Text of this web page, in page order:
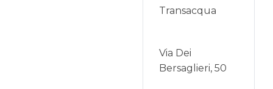
Transacqua
Via Dei
Bersaglieri, 50